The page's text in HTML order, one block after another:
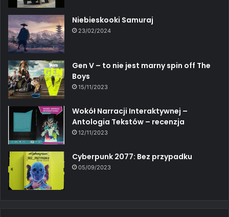
Niebieskooki Samuraj
23/02/2024
Gen V – to nie jest marny spin off The
Boys
15/11/2023
Wokół Narracji Interaktywnej –
Antologia Tekstów – recenzja
12/11/2023
Cyberpunk 2077: Bez przypadku
05/09/2023